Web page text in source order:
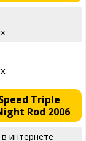
Triple
Rod 2006
интернете